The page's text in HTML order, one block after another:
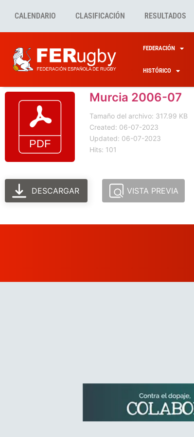
CALENDARIO CLASIFICACIÓN RESULTADOS
FEDERACIÓN
HISTÓRICO
Murcia 2006-07
Tamaño del archivo: 317.99 KB
Created: 06-07-2023
Updated: 06-07-2023
Hits: 101
DESCARGAR VISTA PREVIA